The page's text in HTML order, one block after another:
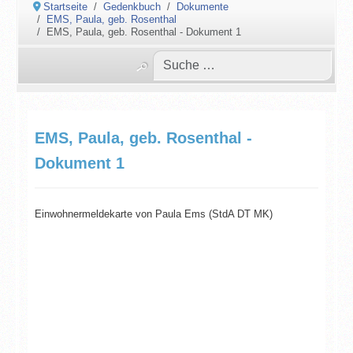
Startseite Gedenkbuch
Dokumente
EMS, Paula, geb. Rosenthal
EMS, Paula, geb. Rosenthal - Dokument 1
EMS, Paula, geb. Rosenthal -
Dokument 1
Einwohnermeldekarte von Paula Ems (StdA DT MK)